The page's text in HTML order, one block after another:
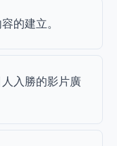
的建立。
入勝的影片廣